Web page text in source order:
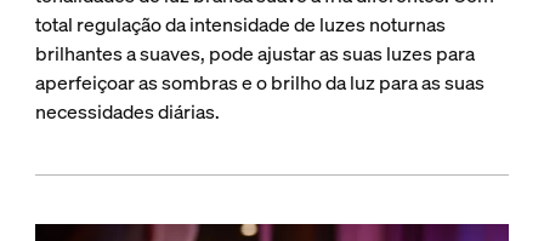
total regulação da intensidade de luzes noturnas
brilhantes a suaves, pode ajustar as suas luzes para
aperfeiçoar as sombras e o brilho da luz para as suas
necessidades diárias.